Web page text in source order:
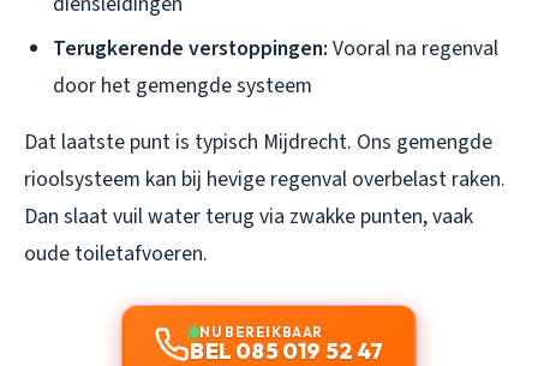
Terugkerende verstoppingen: Vooral na regenval
door het gemengde systeem
Dat laatste punt is typisch Mijdrecht. Ons gemengde
rioolsysteem kan bij hevige regenval overbelast raken.
Dan slaat vuil water terug via zwakke punten, vaak
oude toiletafvoeren.
NU BEREIKBAAR
BEL 085 019 52 47